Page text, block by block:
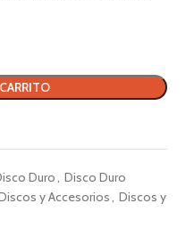
Duro, Disco Duro
y Accesorios, Discos y